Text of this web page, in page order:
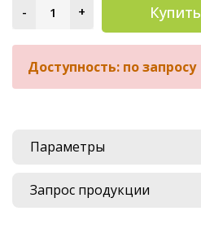
- + Купить
Доступность: по запросу
Параметры
Запрос продукции